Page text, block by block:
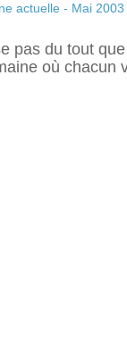
actuelle - Mai 2003
pas du tout
où chacun